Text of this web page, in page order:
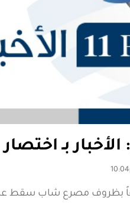
بـ اختصار
بظروف مصرع شاب سقط عن